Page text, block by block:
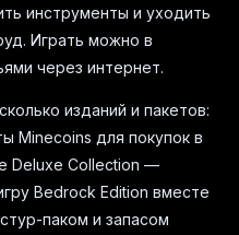
инструменты и уходить
Играть можно в
через интернет.
изданий и пакетов:
Minecoins для покупок в
Deluxe Collection —
Bedrock Edition вместе
паком и запасом